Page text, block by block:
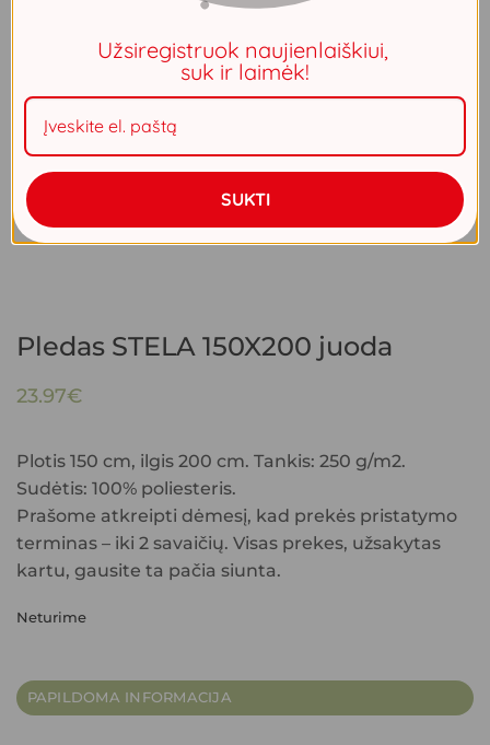
Pledas STELA 150X200 juoda
23.97€
Plotis 150 cm, ilgis 200 cm. Tankis: 250 g/m2.
Sudėtis: 100% poliesteris.
Prašome atkreipti dėmesį, kad prekės pristatymo
terminas – iki 2 savaičių. Visas prekes, užsakytas
kartu, gausite ta pačia siunta.
Neturime
PAPILDOMA INFORMACIJA
Užsiregistruok naujienlaiškiui,
suk ir laimėk!
SUKTI